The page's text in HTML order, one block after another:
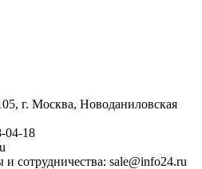
г. Москва, Новоданиловская
04-18
сотрудничества: sale@info24.ru